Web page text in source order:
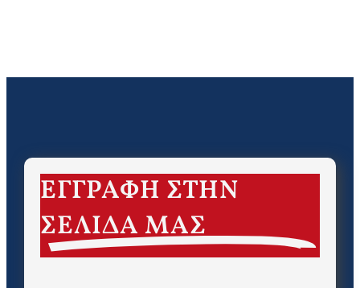
ΕΓΓΡΑΦΗ ΣΤΗΝ
ΣΕΛΙΔΑ ΜΑΣ